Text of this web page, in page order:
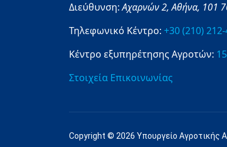
Διεύθυνση:Αχαρνών 2,Αθήνα, 101
Τηλεφωνικό Κέντρο: +30 (210)
Κέντρο εξυπηρέτησης Αγροτών:
Στοιχεία Επικοινωνίας
Copyright © 2026 Υπουργείο Αγροτικής